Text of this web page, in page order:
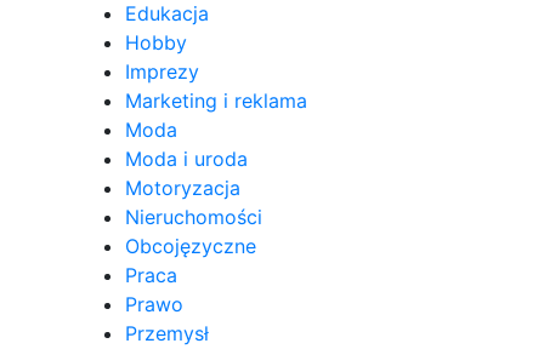
Edukacja
Hobby
Imprezy
Marketing i reklama
Moda
Moda i uroda
Motoryzacja
Nieruchomości
Obcojęzyczne
Praca
Prawo
Przemysł